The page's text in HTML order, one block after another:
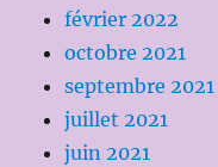
février 2022
octobre 2021
septembre 2021
juillet 2021
juin 2021